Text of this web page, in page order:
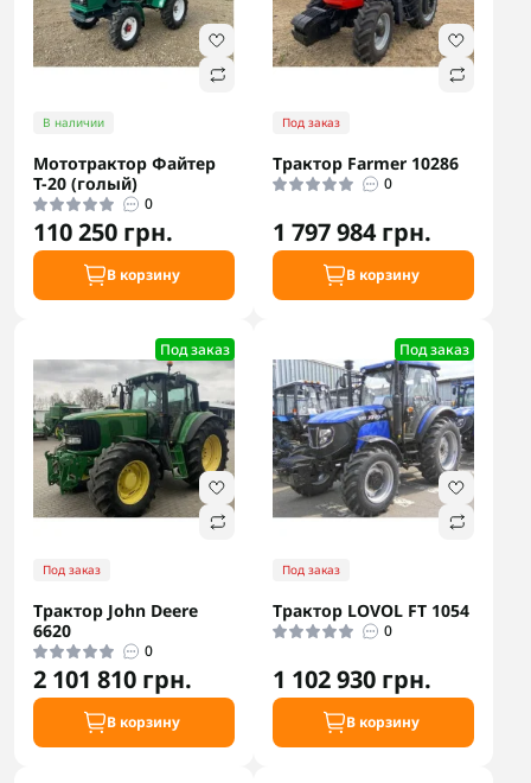
В наличии
Мототрактор Файтер
Т-20 (голый)
0
110 250 грн.
В корзину
Под заказ
Трактор Farmer 10286
0
1 797 984 грн.
В корзину
Под заказ
Под заказ
Трактор John Deere
6620
0
2 101 810 грн.
В корзину
Под заказ
Под заказ
Трактор LOVOL FT 1054
0
1 102 930 грн.
В корзину